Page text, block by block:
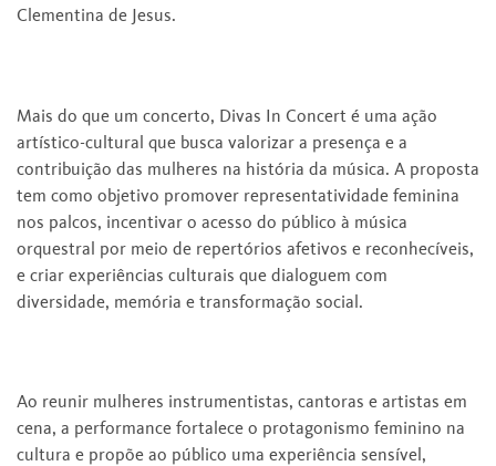
Clementina de Jesus.
Mais do que um concerto, Divas In Concert é uma ação
artístico-cultural que busca valorizar a presença e a
contribuição das mulheres na história da música. A proposta
tem como objetivo promover representatividade feminina
nos palcos, incentivar o acesso do público à música
orquestral por meio de repertórios afetivos e reconhecíveis,
e criar experiências culturais que dialoguem com
diversidade, memória e transformação social.
Ao reunir mulheres instrumentistas, cantoras e artistas em
cena, a performance fortalece o protagonismo feminino na
cultura e propõe ao público uma experiência sensível,